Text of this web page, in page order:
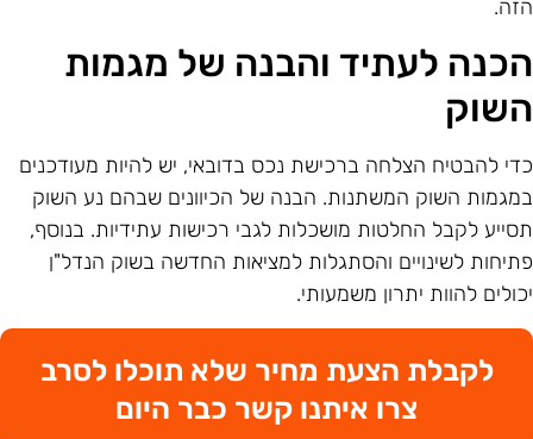
לעתיד והבנה של מגמות
להבטיח הצלחה ברכישת נכס בדובאי, יש להיות מעודכנים
השוק המשתנות. הבנה של הכיוונים שבהם נע השוק
לקבל החלטות מושכלות לגבי רכישות עתידיות. בנוסף,
לשינויים והסתגלות למציאות החדשה בשוק הנדל"ן
להוות יתרון משמעותי.
לקבלת הצעת מחיר שלא תוכלו לסרב
צרו איתנו קשר כבר היום